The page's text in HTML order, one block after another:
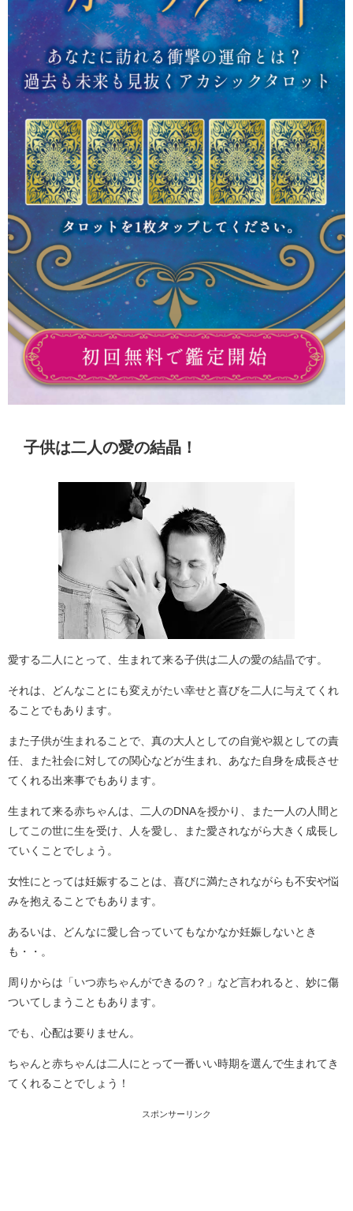
子供は二人の愛の結晶！
愛する二人にとって、生まれて来る子供は二人の愛の結晶です。
それは、どんなことにも変えがたい幸せと喜びを二人に与えてくれ
ることでもあります。
また子供が生まれることで、真の大人としての自覚や親としての責
任、また社会に対しての関心などが生まれ、あなた自身を成長させ
てくれる出来事でもあります。
生まれて来る赤ちゃんは、二人のDNAを授かり、また一人の人間と
してこの世に生を受け、人を愛し、また愛されながら大きく成長し
ていくことでしょう。
女性にとっては妊娠することは、喜びに満たされながらも不安や悩
みを抱えることでもあります。
あるいは、どんなに愛し合っていてもなかなか妊娠しないとき
も・・。
周りからは「いつ赤ちゃんができるの？」など言われると、妙に傷
ついてしまうこともあります。
でも、心配は要りません。
ちゃんと赤ちゃんは二人にとって一番いい時期を選んで生まれてき
てくれることでしょう！
スポンサーリンク